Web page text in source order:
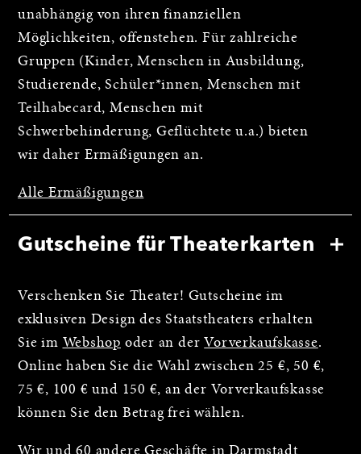
unabhängig von ihren finanziellen
Möglichkeiten, offenstehen. Für zahlreiche
Gruppen (Kinder, Menschen in Ausbildung,
Studierende, Schüler*innen, Menschen mit
Teilhabecard, Menschen mit
Schwerbehinderung, Geflüchtete u.a.) bieten
wir daher Ermäßigungen an.
Alle Ermäßigungen
Gutscheine für Theaterkarten
Verschenken Sie Theater! Gutscheine im
exklusiven Design des Staatstheaters erhalten
Sie im Webshop oder an der Vorverkaufskasse.
Online haben Sie die Wahl zwischen 25 €, 50 €,
75 €, 100 € und 150 €, an der Vorverkaufskasse
können Sie den Betrag frei wählen.